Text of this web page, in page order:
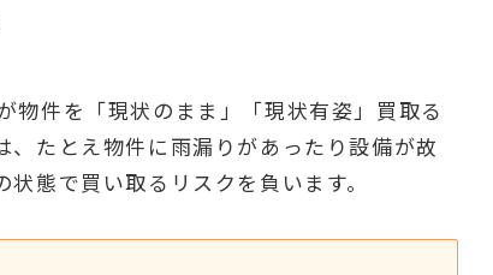
物件を「現状のまま」「現状有姿」買取る
たとえ物件に雨漏りがあったり設備が故
態で買い取るリスクを負います。